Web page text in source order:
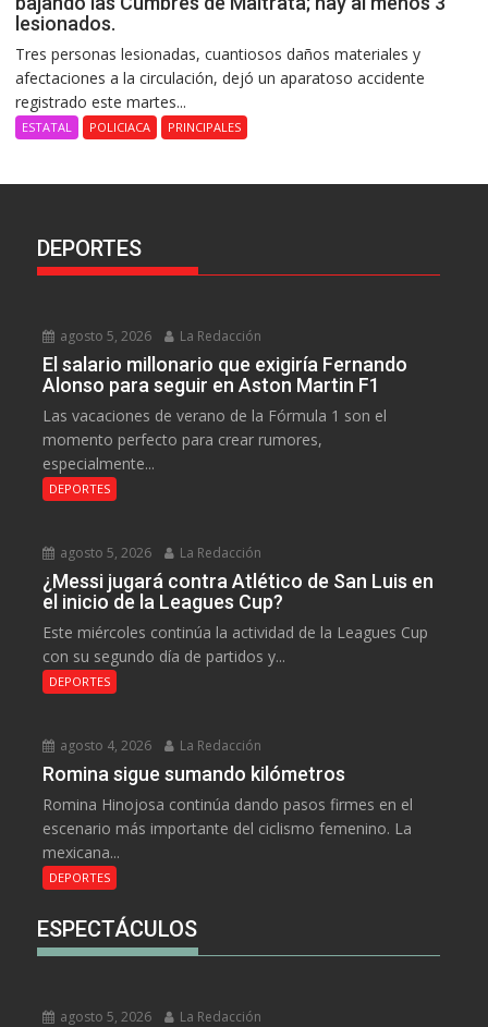
lesionados.
Tres personas lesionadas, cuantiosos daños materiales y
afectaciones a la circulación, dejó un aparatoso accidente
registrado este martes...
ESTATAL POLICIACA PRINCIPALES
DEPORTES
agosto 5, 2026 La Redacción
El salario millonario que exigiría Fernando
Alonso para seguir en Aston Martin F1
Las vacaciones de verano de la Fórmula 1 son el
momento perfecto para crear rumores,
especialmente...
DEPORTES
agosto 5, 2026 La Redacción
¿Messi jugará contra Atlético de San Luis en
el inicio de la Leagues Cup?
Este miércoles continúa la actividad de la Leagues Cup
con su segundo día de partidos y...
DEPORTES
agosto 4, 2026 La Redacción
Romina sigue sumando kilómetros
Romina Hinojosa continúa dando pasos firmes en el
escenario más importante del ciclismo femenino. La
mexicana...
DEPORTES
ESPECTÁCULOS
agosto 5, 2026 La Redacción